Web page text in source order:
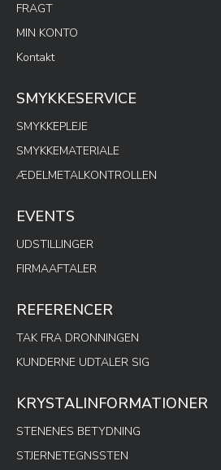
FRAGT
MIN KONTO
Kontakt
SMYKKESERVICE
SMYKKEPLEJE
SMYKKEMATERIALE
ÆDELMETALKONTROLLEN
EVENTS
UDSTILLINGER
FIRMAAFTALER
REFERENCER
TAK FRA DRONNINGEN
KUNDERNE UDTALER SIG
KRYSTALINFORMATIONER
STENENES BETYDNING
STJERNETEGNSSTEN